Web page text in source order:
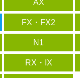
AX
FX・FX2
N1
RX・IX